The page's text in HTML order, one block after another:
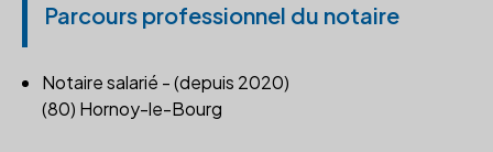
Parcours professionnel du notaire
Notaire salarié - (depuis 2020)
(80) Hornoy-le-Bourg